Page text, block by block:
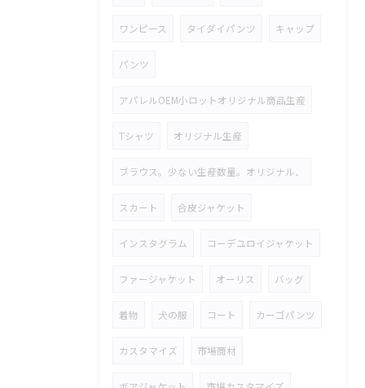
ワンピース タイダイパンツ キャップ
パンツ
アパレルOEM小ロットオリジナル商品生産
Tシャツ オリジナル生産
ブラウス。少ない生産数量。オリジナル、
スカート 合皮ジャケット
インスタグラム コーデユロイジャケット
ファージャケット オーリス バッグ
着物 犬の服 コート カーゴパンツ
カスタマイズ 市場商材